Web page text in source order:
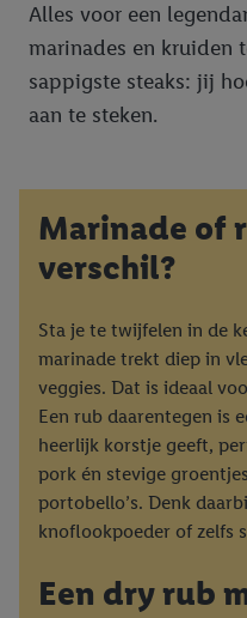
Alles voor een
marinades en kruiden
sappigste steaks: jij
aan te steken.
Marinade of
verschil?
Sta je te twijfelen in de
marinade trekt diep in
veggies. Dat is ideaal
Een rub daarentegen is
heerlijk korstje geeft,
pork én stevige
portobello’s. Denk
knoflookpoeder of zelfs
Een dry rub